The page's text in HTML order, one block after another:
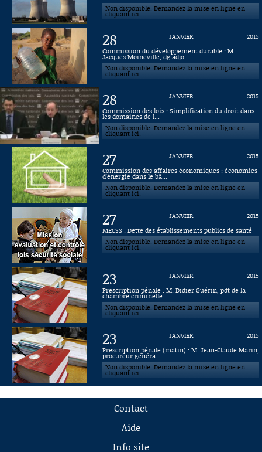
Non disponible. Demandez la mise en ligne en
cliquant ici.
28 JANVIER
2015
Commission du développement durable : M.
Jacques Moineville, dg adjo...
Non disponible. Demandez la mise en ligne en
cliquant ici.
28 JANVIER
2015
Commission des lois : Simplification du droit dans
les domaines de l...
Non disponible. Demandez la mise en ligne en
cliquant ici.
27 JANVIER
2015
Commission des affaires économiques : économies
d'énergie dans le bâ...
Non disponible. Demandez la mise en ligne en
cliquant ici.
27 JANVIER
2015
MECSS : Dette des établissements publics de santé
Non disponible. Demandez la mise en ligne en
cliquant ici.
23 JANVIER
2015
Prescription pénale : M. Didier Guérin, pdt de la
chambre criminelle...
Non disponible. Demandez la mise en ligne en
cliquant ici.
23 JANVIER
2015
Prescription pénale (matin) : M. Jean-Claude Marin,
procureur généra...
Non disponible. Demandez la mise en ligne en
cliquant ici.
Contact
Aide
Info site